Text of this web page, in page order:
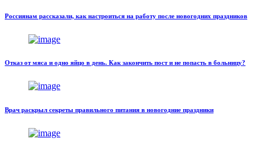
Россиянам рассказали, как настроиться на работу после новогодних праздников
Отказ от мяса и одно яйцо в день. Как закончить пост и не попасть в больницу?
Врач раскрыл секреты правильного питания в новогодние праздники